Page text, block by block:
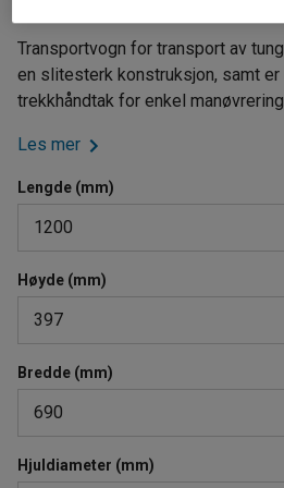
Transportvogn for transport av
en slitesterk konstruksjon, samt
trekkhåndtak for enkel
Les mer
Lengde (mm)
1200
1200
3000
Høyde (mm)
397
397
490
Bredde (mm)
690
690
Hjuldiameter (mm)